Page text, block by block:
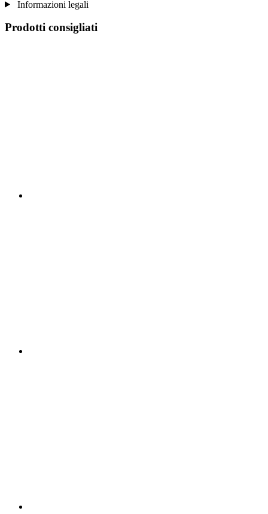
Informazioni legali
Prodotti consigliati